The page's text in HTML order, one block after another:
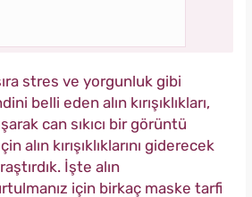
stres ve yorgunluk gibi
belli eden alın kırışıklıkları,
can sıkıcı bir görüntü
alın kırışıklıklarını giderecek
İşte alın
için birkaç maske tarfi